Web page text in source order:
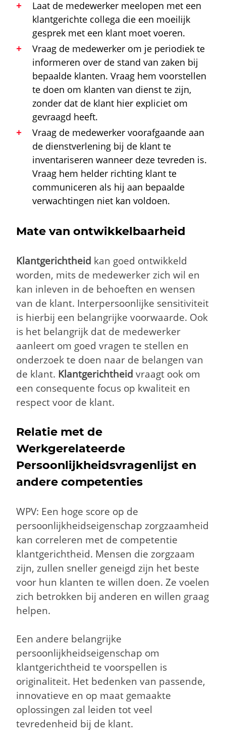
Laat de medewerker meelopen met een
klantgerichte collega die een moeilijk
gesprek met een klant moet voeren.
Vraag de medewerker om je periodiek te
informeren over de stand van zaken bij
bepaalde klanten. Vraag hem voorstellen
te doen om klanten van dienst te zijn,
zonder dat de klant hier expliciet om
gevraagd heeft.
Vraag de medewerker voorafgaande aan
de dienstverlening bij de klant te
inventariseren wanneer deze tevreden is.
Vraag hem helder richting klant te
communiceren als hij aan bepaalde
verwachtingen niet kan voldoen.
Mate van ontwikkelbaarheid
Klantgerichtheid kan goed ontwikkeld
worden, mits de medewerker zich wil en
kan inleven in de behoeften en wensen
van de klant. Interpersoonlijke sensitiviteit
is hierbij een belangrijke voorwaarde. Ook
is het belangrijk dat de medewerker
aanleert om goed vragen te stellen en
onderzoek te doen naar de belangen van
de klant. Klantgerichtheid vraagt ook om
een consequente focus op kwaliteit en
respect voor de klant.
Relatie met de
Werkgerelateerde
Persoonlijkheidsvragenlijst en
andere competenties
WPV: Een hoge score op de
persoonlijkheidseigenschap zorgzaamheid
kan correleren met de competentie
klantgerichtheid. Mensen die zorgzaam
zijn, zullen sneller geneigd zijn het beste
voor hun klanten te willen doen. Ze voelen
zich betrokken bij anderen en willen graag
helpen.
Een andere belangrijke
persoonlijkheidseigenschap om
klantgerichtheid te voorspellen is
originaliteit. Het bedenken van passende,
innovatieve en op maat gemaakte
oplossingen zal leiden tot veel
tevredenheid bij de klant.